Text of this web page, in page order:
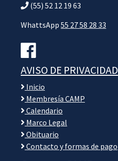
(55) 52 12 19 63
WhattsApp 55 27 58 28 33
AVISO DE PRIVACIDAD
Inicio
Membresía CAMP
Calendario
Marco Legal
Obituario
Contacto y formas de pago